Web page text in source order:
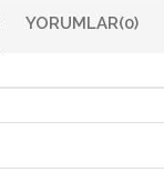
YORUMLAR(0)